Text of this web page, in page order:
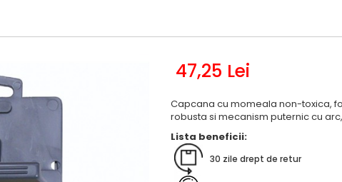
47,25 Lei
Capcana cu momeala non-toxica,
robusta si mecanism puternic cu
Lista beneficii:
30 zile drept de retur